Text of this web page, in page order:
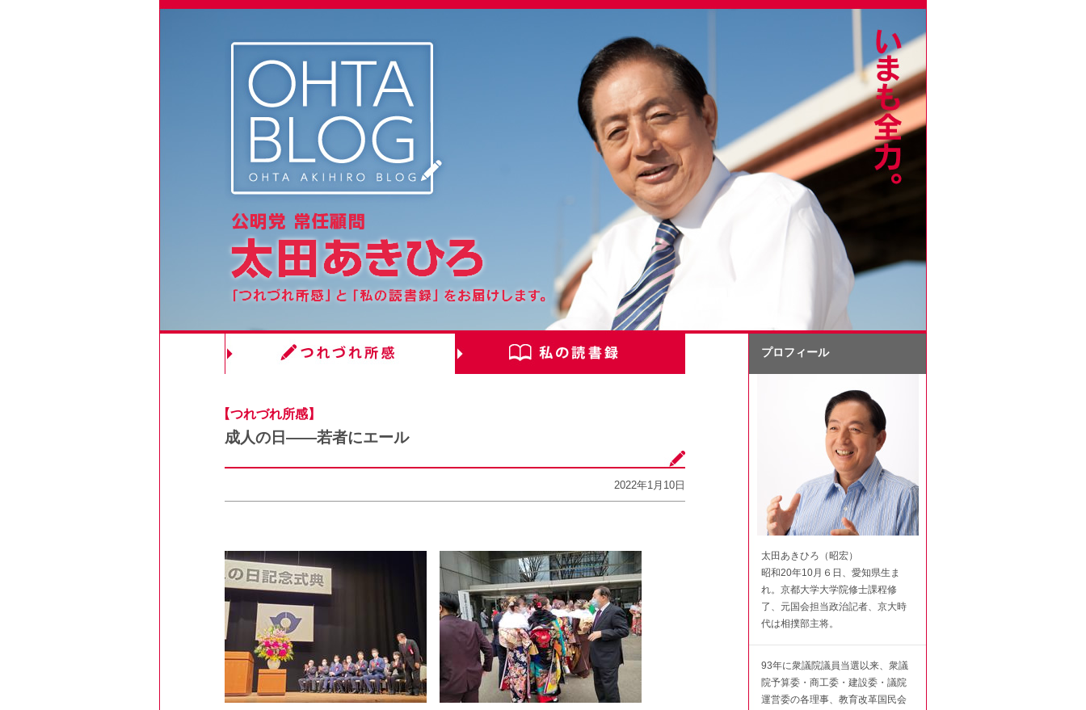
【つれづれ所感】
成人の日――若者にエール
2022年1月10日
プロフィール
太田あきひろ（昭宏）
昭和20年10月６日、愛知県生ま
れ。京都大学大学院修士課程修
了、元国会担当政治記者、京大時
代は相撲部主将。
93年に衆議院議員当選以来、衆議
院予算委・商工委・建設委・議院
運営委の各理事、教育改革国民会